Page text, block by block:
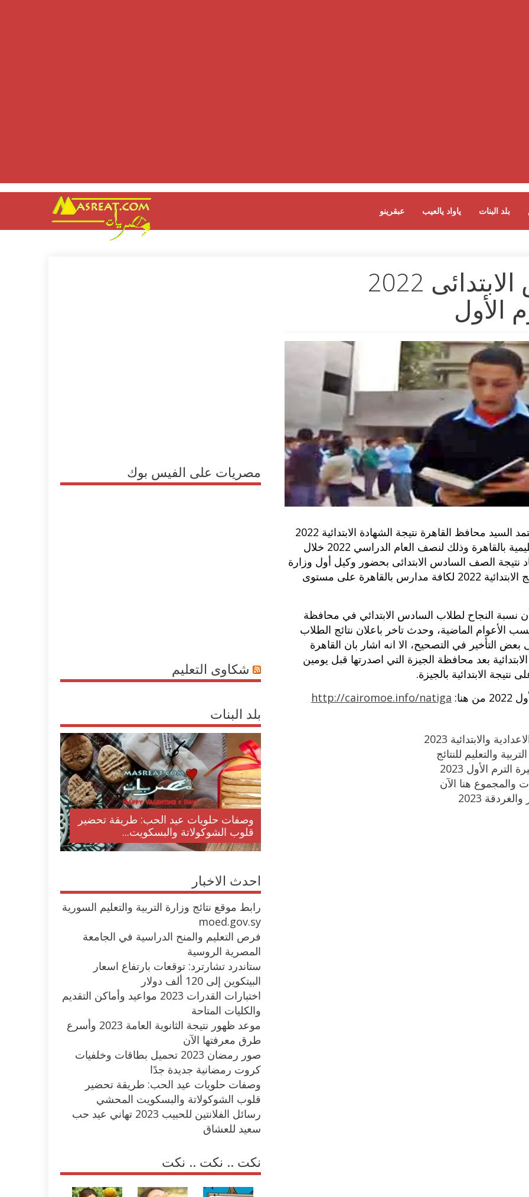
عبقرينو ياواد يالعيب بلد البنات
نتيجة الصف السادس الابتدائى 2022
الأول
يعتمد السيد محافظ القاهرة نتيجة الشهادة الابتدائية 2022
لجميع المناطق التعليمية للمدارس والادارات التعليمية بالقاهرة وذلك لنصف العام الدراسي 2022 خلال
نتيجة الصف السادس الابتدائى بحضور وكيل أول وزارة
التربية والتعليم في القاهرة وذلك للاعلان عن نتائج الابتدائية 2022 لكافة مدارس بالقاهرة على مستوى
نسبة النجاح لطلاب السادس الابتدائي في محافظة
وهي أعلى من نسب الأعوام الماضية، وحدث تاخر باعلان نتائج الطلاب
التأخير في التصحيح، الا انه اشار بان القاهرة
بعد محافظة الجيزة التي اصدرتها قبل يومين
الابتدائية بالجيزة.
http://cairomoe.info/natiga
والابتدائية 2023
الأول 2023
2023
مصريات على الفيس بوك
شكاوى التعليم
بلد البنات
وصفات حلويات عيد الحب: طريقة تحضير
قلوب الشوكولاتة والبسكويت...
احدث الاخبار
رابط موقع نتائج وزارة التربية والتعليم السورية
moed.gov.sy
فرص التعليم والمنح الدراسية في الجامعة
المصرية الروسية
ستاندرد تشارترد: توقعات بارتفاع اسعار
البيتكوين إلى 120 ألف دولار
اختبارات القدرات 2023 مواعيد وأماكن التقديم
والكليات المتاحة
موعد ظهور نتيجة الثانوية العامة 2023 وأسرع
طرق معرفتها الآن
صور رمضان 2023 تحميل بطاقات وخلفيات
كروت رمضانية جديدة جدًا
وصفات حلويات عيد الحب: طريقة تحضير
قلوب الشوكولاتة والبسكويت المحشي
رسائل الفلانتين للحبيب 2023 تهاني عيد حب
سعيد للعشاق
نكت .. نكت .. نكت